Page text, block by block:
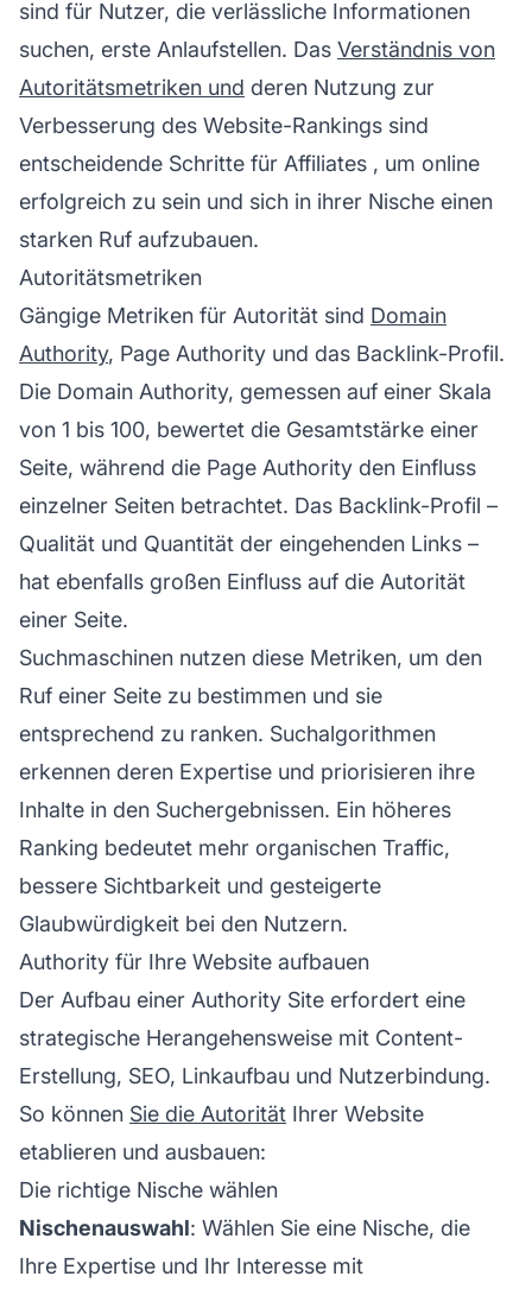
sind für Nutzer, die verlässliche Informationen
suchen, erste Anlaufstellen. Das Verständnis von
Autoritätsmetriken und deren Nutzung zur
Verbesserung des Website-Rankings sind
entscheidende Schritte für Affiliates , um online
erfolgreich zu sein und sich in ihrer Nische einen
starken Ruf aufzubauen.
Autoritätsmetriken
Gängige Metriken für Autorität sind Domain
Authority, Page Authority und das Backlink-Profil.
Die Domain Authority, gemessen auf einer Skala
von 1 bis 100, bewertet die Gesamtstärke einer
Seite, während die Page Authority den Einfluss
einzelner Seiten betrachtet. Das Backlink-Profil –
Qualität und Quantität der eingehenden Links –
hat ebenfalls großen Einfluss auf die Autorität
einer Seite.
Suchmaschinen nutzen diese Metriken, um den
Ruf einer Seite zu bestimmen und sie
entsprechend zu ranken. Suchalgorithmen
erkennen deren Expertise und priorisieren ihre
Inhalte in den Suchergebnissen. Ein höheres
Ranking bedeutet mehr organischen Traffic,
bessere Sichtbarkeit und gesteigerte
Glaubwürdigkeit bei den Nutzern.
Authority für Ihre Website aufbauen
Der Aufbau einer Authority Site erfordert eine
strategische Herangehensweise mit Content-
Erstellung, SEO, Linkaufbau und Nutzerbindung.
So können Sie die Autorität Ihrer Website
etablieren und ausbauen:
Die richtige Nische wählen
Nischenauswahl: Wählen Sie eine Nische, die
Ihre Expertise und Ihr Interesse mit